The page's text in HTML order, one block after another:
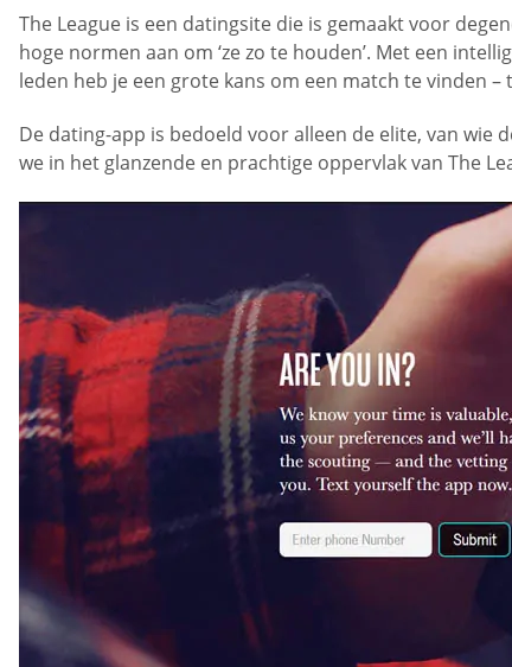
The League is een datingsite die is gemaakt voor
hoge normen aan om ‘ze zo te houden’. Met een
leden heb je een grote kans om een match te vinden
De dating-app is bedoeld voor alleen de elite, van wie
we in het glanzende en prachtige oppervlak van The